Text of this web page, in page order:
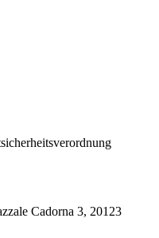
Cadorna 3, 20123